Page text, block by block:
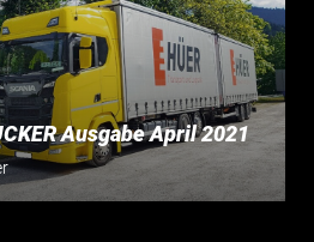
Ausgabe April 2021